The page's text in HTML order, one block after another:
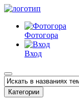
Фотогора
Вход
Категории